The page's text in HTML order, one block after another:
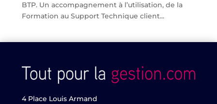
BTP. Un accompagnement à l’utilisation, de la
Formation au Support Technique client...
4 Place Louis Armand